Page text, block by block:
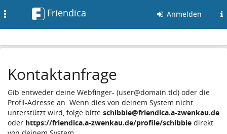
Friendica Anmelden
Kontaktanfrage
Gib entweder deine Webfinger- (user@domain.tld) oder die
Profil-Adresse an. Wenn dies von deinem System nicht
unterstützt wird, folge bitte schibbie@friendica.a-zwenkau.de
oder https://friendica.a-zwenkau.de/profile/schibbie direkt